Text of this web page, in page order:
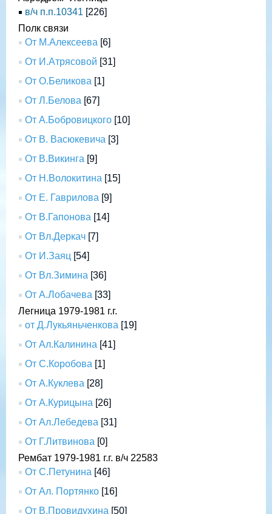
в/ч п.п.10341 [226]
Полк связи
От М.Алексеева [6]
От И.Атрясовой [31]
От О.Беликова [1]
От Л.Белова [67]
От А.Бобровицкого [10]
От В. Васюкевича [3]
От В.Викинга [9]
От Н.Волокитина [15]
От Е. Гаврилова [9]
От В.Гапонова [14]
От Вл.Деркач [7]
От И.Заяц [54]
От Вл.Зимина [36]
От А.Лобачева [33]
Легница 1979-1981 г.г.
от Д.Лукьяньченкова [19]
От Ал.Калинина [41]
От С.Коробова [1]
От А.Куклева [28]
От А.Курицына [26]
От Ал.Лебедева [31]
От Г.Литвинова [0]
Рембат 1979-1981 г.г. в/ч 22583
От С.Петунина [46]
От Ал. Портянко [16]
От В.Провидухина [50]